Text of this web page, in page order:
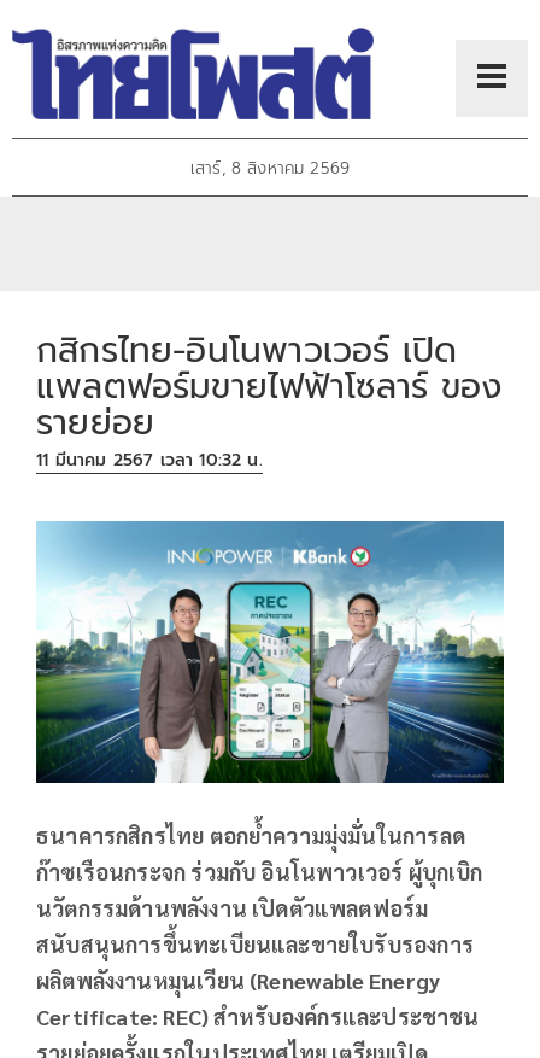
เสาร์, 8 สิงหาคม 2569
กสิกรไทย-อินโนพาวเวอร์ เปิด
แพลตฟอร์มขายไฟฟ้าโซลาร์ ของ
รายย่อย
11 มีนาคม 2567 เวลา 10:32 น.
ธนาคารกสิกรไทย ตอกย้ำความมุ่งมั่นในการลด
ก๊าซเรือนกระจก ร่วมกับ อินโนพาวเวอร์ ผู้บุกเบิก
นวัตกรรมด้านพลังงาน เปิดตัวแพลตฟอร์ม
สนับสนุนการขึ้นทะเบียนและขายใบรับรองการ
ผลิตพลังงานหมุนเวียน (Renewable Energy
Certificate: REC) สำหรับองค์กรและประชาชน
รายย่อยครั้งแรกในประเทศไทย เตรียมเปิด